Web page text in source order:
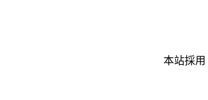
本站採用